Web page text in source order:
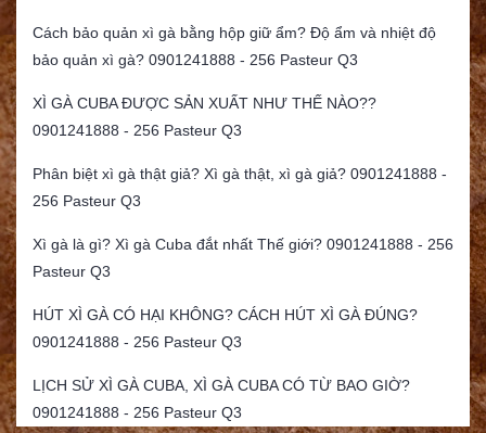
Cách bảo quản xì gà bằng hộp giữ ẩm? Độ ẩm và nhiệt độ
bảo quản xì gà? 0901241888 - 256 Pasteur Q3
XÌ GÀ CUBA ĐƯỢC SẢN XUẤT NHƯ THẾ NÀO??
0901241888 - 256 Pasteur Q3
Phân biệt xì gà thật giả? Xì gà thật, xì gà giả? 0901241888 -
256 Pasteur Q3
Xì gà là gì? Xì gà Cuba đắt nhất Thế giới? 0901241888 - 256
Pasteur Q3
HÚT XÌ GÀ CÓ HẠI KHÔNG? CÁCH HÚT XÌ GÀ ĐÚNG?
0901241888 - 256 Pasteur Q3
LỊCH SỬ XÌ GÀ CUBA, XÌ GÀ CUBA CÓ TỪ BAO GIỜ?
0901241888 - 256 Pasteur Q3